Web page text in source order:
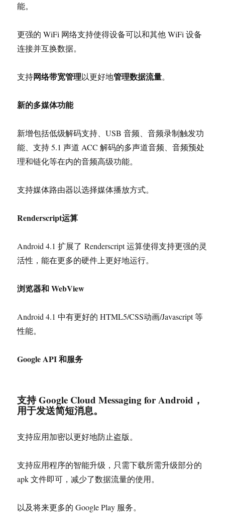
能。
更强的 WiFi 网络支持使得设备可以和其他 WiFi 设备
连接并互换数据。
支持网络带宽管理以更好地管理数据流量。
新的多媒体功能
新增包括低级解码支持、USB 音频、音频录制触发功
能、支持 5.1 声道 ACC 解码的多声道音频、音频预处
理和链化等在内的音频高级功能。
支持媒体路由器以选择媒体播放方式。
Renderscript运算
Android 4.1 扩展了 Renderscript 运算使得支持更强的灵
活性，能在更多的硬件上更好地运行。
浏览器和 WebView
Android 4.1 中有更好的 HTML5/CSS动画/Javascript 等
性能。
Google API 和服务
支持 Google Cloud Messaging for Android，
用于发送简短消息。
支持应用加密以更好地防止盗版。
支持应用程序的智能升级，只需下载所需升级部分的
apk 文件即可，减少了数据流量的使用。
以及将来更多的 Google Play 服务。